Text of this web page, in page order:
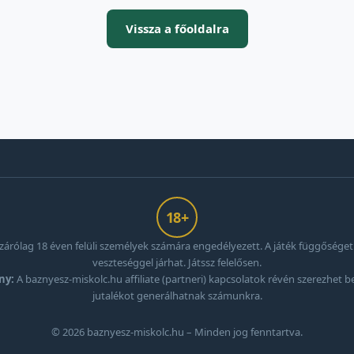
Vissza a főoldalra
18+
18 éven felüli személyek számára engedélyezett. A játék
veszteséggel járhat. Játssz felelősen.
A baznyesz-miskolc.hu affiliate (partneri) kapcsolatok révén szerezhet
jutalékot generálhatnak számunkra.
© 2026 baznyesz-miskolc.hu – Minden jog fenntartva.